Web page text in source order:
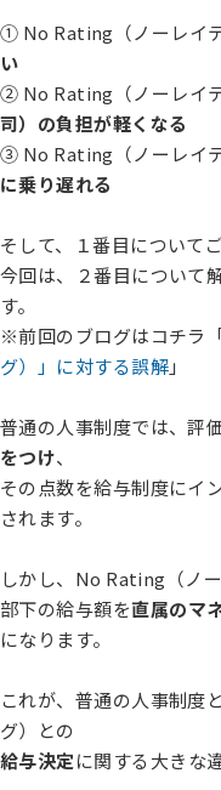
① No Rating（ノーレイテ
い
② No Rating（ノーレイテ
司）の負担が軽くなる
③ No Rating（ノーレイ
に乗り遅れる
そして、１番目について
今回は、２番目について
す。
※前回のブログはコチラ
グ）」に対する誤解」
普通の人事制度では、評
をつけ、
その点数を給与制度にイ
されます。
しかし、No Rating（ノ
部下の給与額を直属のマ
になります。
これが、普通の人事制度
グ）との
給与決定に関する大きな